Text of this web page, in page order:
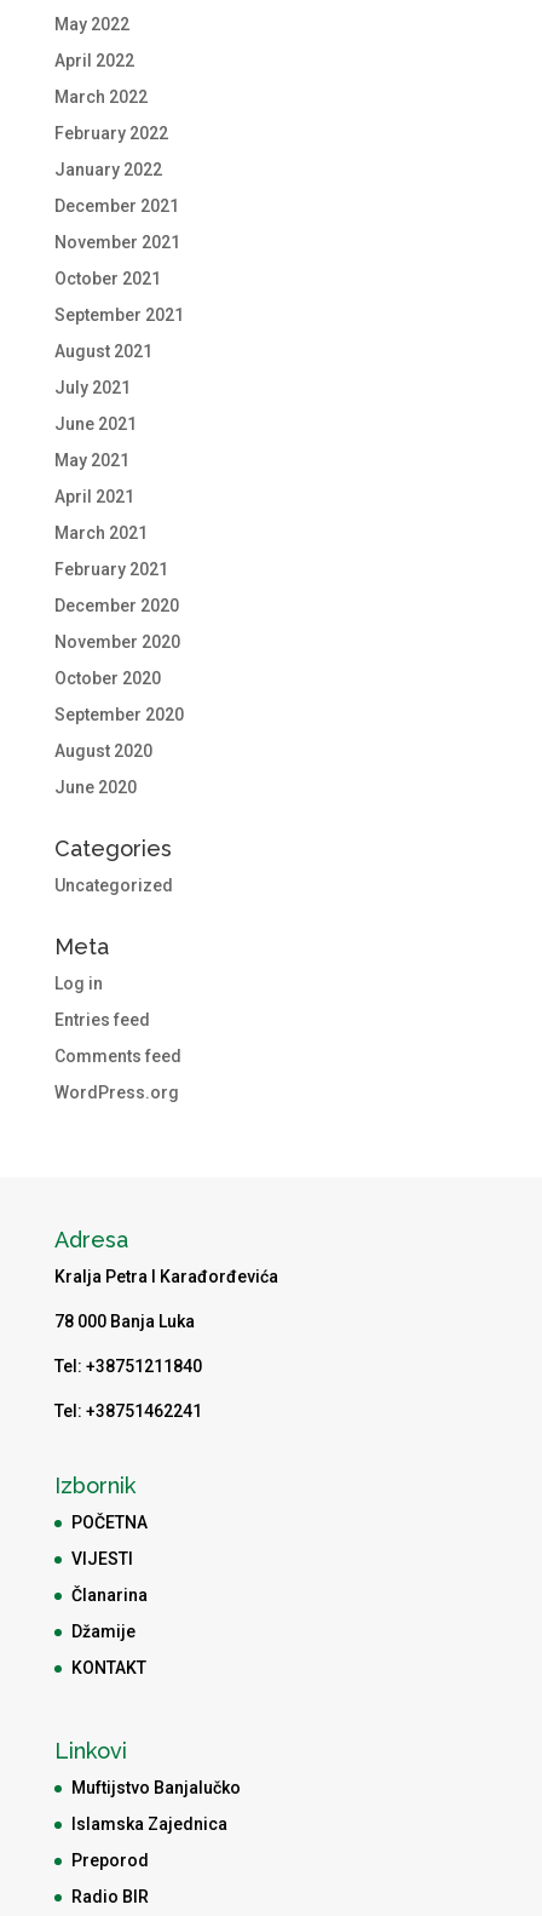
May 2022
April 2022
March 2022
February 2022
January 2022
December 2021
November 2021
October 2021
September 2021
August 2021
July 2021
June 2021
May 2021
April 2021
March 2021
February 2021
December 2020
November 2020
October 2020
September 2020
August 2020
June 2020
Categories
Uncategorized
Meta
Log in
Entries feed
Comments feed
WordPress.org
Adresa
Kralja Petra I Karađorđevića
78 000 Banja Luka
Tel: +38751211840
Tel: +38751462241
Izbornik
POČETNA
VIJESTI
Članarina
Džamije
KONTAKT
Linkovi
Muftijstvo Banjalučko
Islamska Zajednica
Preporod
Radio BIR